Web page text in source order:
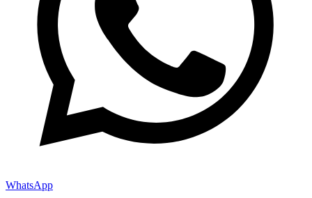
WhatsApp